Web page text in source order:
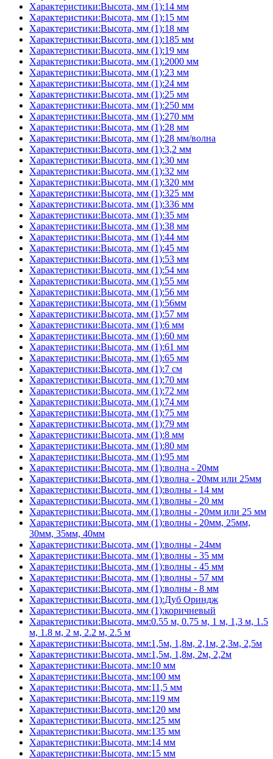
Характеристики:Высота, мм (1):14 мм
Характеристики:Высота, мм (1):15 мм
Характеристики:Высота, мм (1):18 мм
Характеристики:Высота, мм (1):185 мм
Характеристики:Высота, мм (1):19 мм
Характеристики:Высота, мм (1):2000 мм
Характеристики:Высота, мм (1):23 мм
Характеристики:Высота, мм (1):24 мм
Характеристики:Высота, мм (1):25 мм
Характеристики:Высота, мм (1):250 мм
Характеристики:Высота, мм (1):270 мм
Характеристики:Высота, мм (1):28 мм
Характеристики:Высота, мм (1):28 мм/волна
Характеристики:Высота, мм (1):3,2 мм
Характеристики:Высота, мм (1):30 мм
Характеристики:Высота, мм (1):32 мм
Характеристики:Высота, мм (1):320 мм
Характеристики:Высота, мм (1):325 мм
Характеристики:Высота, мм (1):336 мм
Характеристики:Высота, мм (1):35 мм
Характеристики:Высота, мм (1):38 мм
Характеристики:Высота, мм (1):44 мм
Характеристики:Высота, мм (1):45 мм
Характеристики:Высота, мм (1):53 мм
Характеристики:Высота, мм (1):54 мм
Характеристики:Высота, мм (1):55 мм
Характеристики:Высота, мм (1):56 мм
Характеристики:Высота, мм (1):56мм
Характеристики:Высота, мм (1):57 мм
Характеристики:Высота, мм (1):6 мм
Характеристики:Высота, мм (1):60 мм
Характеристики:Высота, мм (1):61 мм
Характеристики:Высота, мм (1):65 мм
Характеристики:Высота, мм (1):7 см
Характеристики:Высота, мм (1):70 мм
Характеристики:Высота, мм (1):72 мм
Характеристики:Высота, мм (1):74 мм
Характеристики:Высота, мм (1):75 мм
Характеристики:Высота, мм (1):79 мм
Характеристики:Высота, мм (1):8 мм
Характеристики:Высота, мм (1):80 мм
Характеристики:Высота, мм (1):95 мм
Характеристики:Высота, мм (1):волна - 20мм
Характеристики:Высота, мм (1):волна - 20мм или 25мм
Характеристики:Высота, мм (1):волны - 14 мм
Характеристики:Высота, мм (1):волны - 20 мм
Характеристики:Высота, мм (1):волны - 20мм или 25 мм
Характеристики:Высота, мм (1):волны - 20мм, 25мм,
30мм, 35мм, 40мм
Характеристики:Высота, мм (1):волны - 24мм
Характеристики:Высота, мм (1):волны - 35 мм
Характеристики:Высота, мм (1):волны - 45 мм
Характеристики:Высота, мм (1):волны - 57 мм
Характеристики:Высота, мм (1):волны - 8 мм
Характеристики:Высота, мм (1):Дуб Ориндж
Характеристики:Высота, мм (1):коричневый
Характеристики:Высота, мм:0.55 м, 0.75 м, 1 м, 1,3 м, 1.5
м, 1.8 м, 2 м, 2.2 м, 2.5 м
Характеристики:Высота, мм:1,5м, 1,8м, 2,1м, 2,3м, 2,5м
Характеристики:Высота, мм:1,5м, 1,8м, 2м, 2,2м
Характеристики:Высота, мм:10 мм
Характеристики:Высота, мм:100 мм
Характеристики:Высота, мм:11,5 мм
Характеристики:Высота, мм:119 мм
Характеристики:Высота, мм:120 мм
Характеристики:Высота, мм:125 мм
Характеристики:Высота, мм:135 мм
Характеристики:Высота, мм:14 мм
Характеристики:Высота, мм:15 мм